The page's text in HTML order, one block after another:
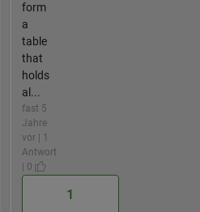
form
a
table
that
holds
al...
fast 5
Jahre
vor | 1
Antwort
| 0
1